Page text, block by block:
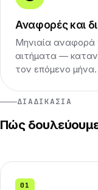
Αναφορές και
Μηνιαία αναφορά
αιτήματα —
τον επόμενο μήνα.
ΔΙΑΔΙΚΑΣΊΑ
Πώς
01